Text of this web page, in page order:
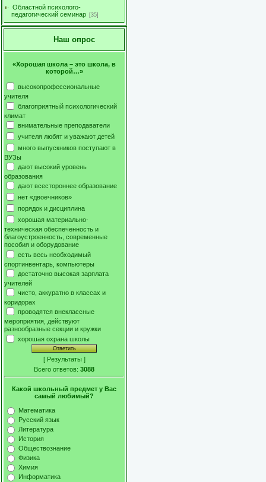
Областной психолого-
педагогический семинар [35]
Наш опрос
«Хорошая школа – это школа, в
которой…»
высокопрофессиональные
учителя
благоприятный психологический
климат
внимательные преподаватели
учителя любят и уважают детей
много выпускников поступают в
ВУЗы
дают высокий уровень
образования
дают всестороннее образование
нет «двоечников»
порядок и дисциплина
хорошая материально-
техническая обеспеченность и
благоустроенность, современные
пособия и оборудование
есть весь необходимый
спортинвентарь, компьютеры
достаточно высокая зарплата
учителей
чисто, аккуратно в классах и
коридорах
проводятся внеклассные
мероприятия, действуют
разнообразные секции и кружки
хорошая охрана школы
[ Результаты ]
Всего ответов: 3088
Какой школьный предмет у Вас
самый любимый?
Математика
Русский язык
Литература
История
Обществознание
Физика
Химия
Информатика